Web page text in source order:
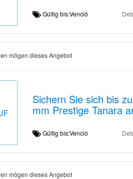
Gültig bis:Venció
mögen dieses Angebot
Sichern Sie sich bis
mm Prestige Tanara
Gültig bis:Venció
mögen dieses Angebot